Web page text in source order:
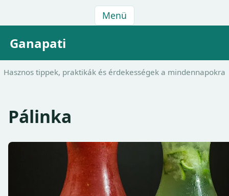
Menü
Ganapati
Hasznos tippek, praktikák és érdekességek a mindennapokra
Pálinka